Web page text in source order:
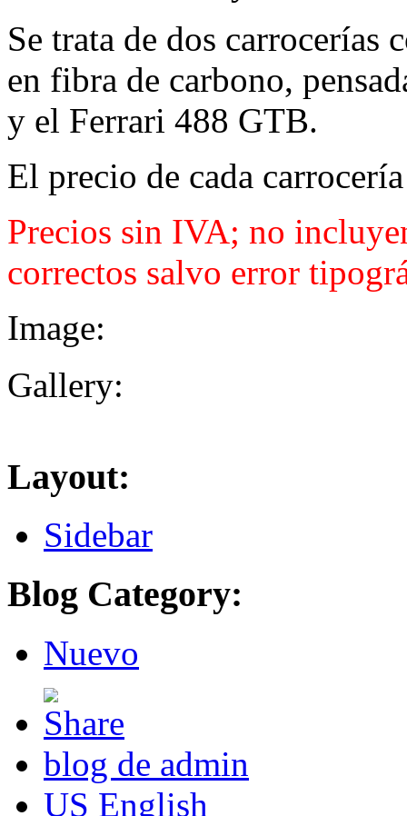
Se trata de dos carrocerías
en fibra de carbono,
y el Ferrari 488 GTB.
El precio de cada
Precios sin IVA; no
correctos salvo error
Image:
Gallery:
Layout:
Sidebar
Blog Category:
Nuevo
blog de admin
US English